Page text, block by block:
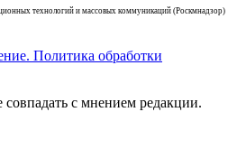
технологий и массовых коммуникаций (Роскмнадзор)
Политика обработки
с мнением редакции.